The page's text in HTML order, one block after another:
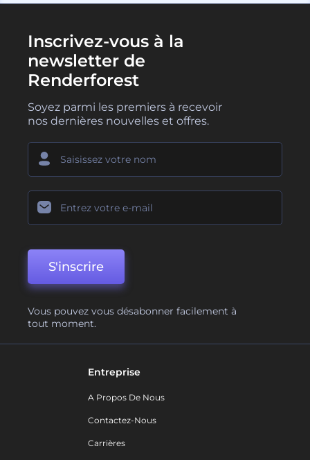
Inscrivez-vous à la
newsletter de
Renderforest
Soyez parmi les premiers à recevoir
nos dernières nouvelles et offres.
S'inscrire
Vous pouvez vous désabonner facilement à
tout moment.
Entreprise
A Propos De Nous
Contactez-Nous
Carrières